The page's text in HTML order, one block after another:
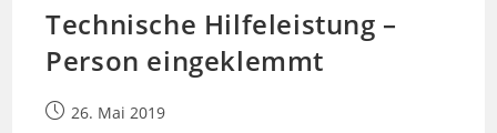
Technische Hilfeleistung –
Person eingeklemmt
Beitrag26. Mai 2019